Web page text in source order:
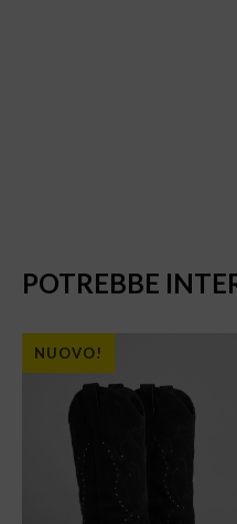
POTREBBE
NUOVO!